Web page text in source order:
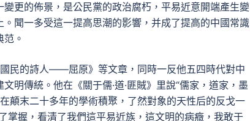
更的佈景，是公民黨的政治腐朽，平易近意開端產生變
聞一多受這一提高思潮的影響，并成了提高的中國常識
。
民的詩人——屈原》等文章，同時一反他五四時代對中
明傳統。他在《關于儒·道·匪賊》里說“儒家，道家，墨
顛末二十多年的學術積聚，了然對象的天性后的反戈一
掌握，看清了我們這平易近族，這文明的病癥，我敢于